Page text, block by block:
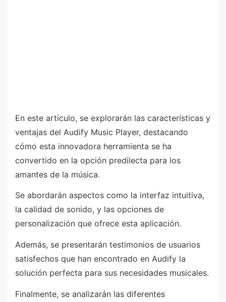
En este artículo, se explorarán las características y
ventajas del Audify Music Player, destacando
cómo esta innovadora herramienta se ha
convertido en la opción predilecta para los
amantes de la música.
Se abordarán aspectos como la interfaz intuitiva,
la calidad de sonido, y las opciones de
personalización que ofrece esta aplicación.
Además, se presentarán testimonios de usuarios
satisfechos que han encontrado en Audify la
solución perfecta para sus necesidades musicales.
Finalmente, se analizarán las diferentes